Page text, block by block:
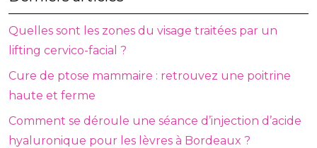
Quelles sont les zones du visage traitées par un
lifting cervico-facial ?
Cure de ptose mammaire : retrouvez une poitrine
haute et ferme
Comment se déroule une séance d’injection d’acide
hyaluronique pour les lèvres à Bordeaux ?